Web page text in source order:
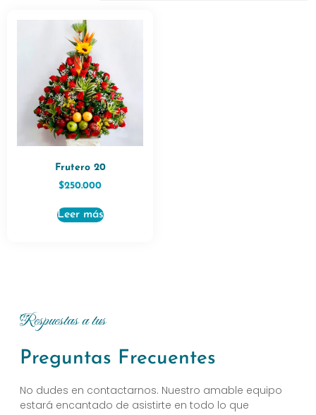
Frutero 20
$250.000
Leer más
Respuestas a tus
Preguntas Frecuentes
No dudes en contactarnos. Nuestro amable equipo
estará encantado de asistirte en todo lo que